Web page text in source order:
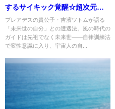
するサイキック覚醒☆超次元ジ
ャーニー（2021年6月号）
プレアデスの貴公子・吉濱ツトムが語る
「未来世の自分」との遭遇法。風の時代の
ガイドは先祖でなく未来世——自律訓練法
で変性意識に入り、宇宙人の自...